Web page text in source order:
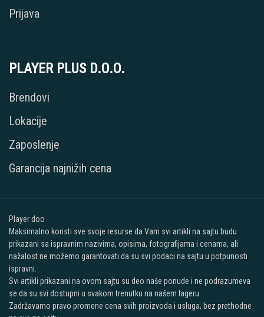
Prijava
PLAYER PLUS D.O.O.
Brendovi
Lokacije
Zaposlenje
Garancija najnižih cena
Player doo
Maksimalno koristi sve svoje resurse da Vam svi artikli na sajtu budu
prikazani sa ispravnim nazivima, opisima, fotografijama i cenama, ali
nažalost ne možemo garantovati da su svi podaci na sajtu u potpunosti
ispravni.
Svi artikli prikazani na ovom sajtu su deo naše ponude i ne podrazumeva
se da su svi dostupni u svakom trenutku na našem lageru.
Zadržavamo pravo promene cena svih proizvoda i usluga, bez prethodne